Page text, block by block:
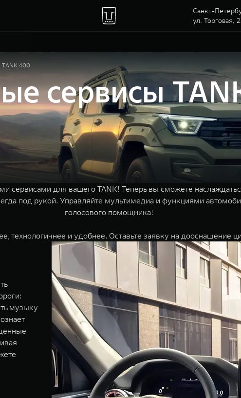
Санкт-
ул. Торговая,
400
сервисы
сервисами для вашего TANK! Теперь вы сможете
под рукой. Управляйте мультимедиа и функциями
голосового помощника!
технологичнее и удобнее. Оставьте заявку на дооснащение
музыку